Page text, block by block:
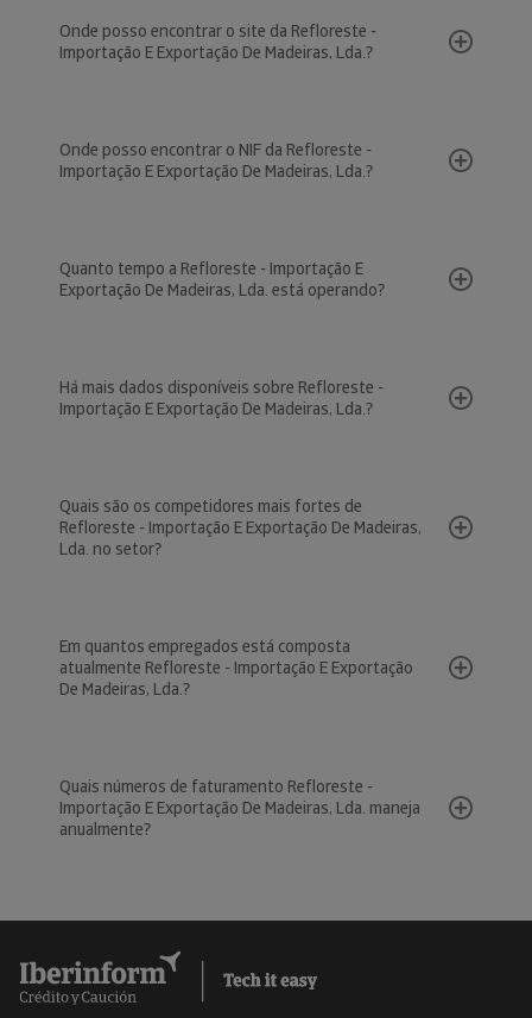
Onde posso encontrar o site da Refloreste -
Importação E Exportação De Madeiras, Lda.?
Onde posso encontrar o NIF da Refloreste -
Importação E Exportação De Madeiras, Lda.?
Quanto tempo a Refloreste - Importação E
Exportação De Madeiras, Lda. está operando?
Há mais dados disponíveis sobre Refloreste -
Importação E Exportação De Madeiras, Lda.?
Quais são os competidores mais fortes de
Refloreste - Importação E Exportação De Madeiras,
Lda. no setor?
Em quantos empregados está composta
atualmente Refloreste - Importação E Exportação
De Madeiras, Lda.?
Quais números de faturamento Refloreste -
Importação E Exportação De Madeiras, Lda. maneja
anualmente?